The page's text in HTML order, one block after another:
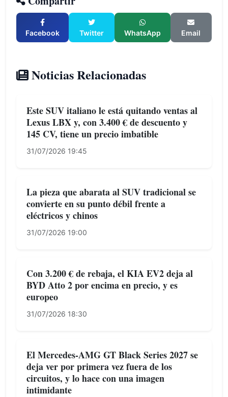
Facebook Twitter WhatsApp Email
Noticias Relacionadas
Este SUV italiano le está quitando ventas al
Lexus LBX y, con 3.400 € de descuento y
145 CV, tiene un precio imbatible
31/07/2026 19:45
La pieza que abarata al SUV tradicional se
convierte en su punto débil frente a
eléctricos y chinos
31/07/2026 19:00
Con 3.200 € de rebaja, el KIA EV2 deja al
BYD Atto 2 por encima en precio, y es
europeo
31/07/2026 18:30
El Mercedes-AMG GT Black Series 2027 se
deja ver por primera vez fuera de los
circuitos, y lo hace con una imagen
intimidante